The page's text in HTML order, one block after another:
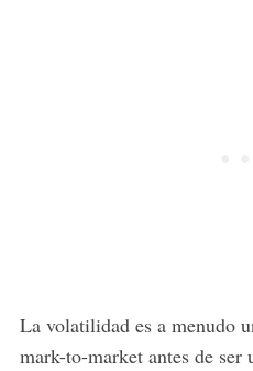
La volatilidad es a menudo
mark-to-market antes de ser